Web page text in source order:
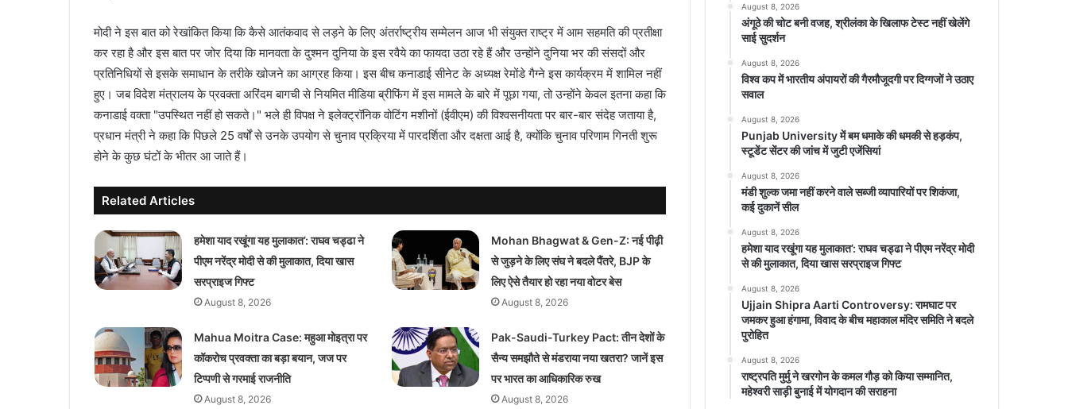
मोदी ने इस बात को रेखांकित किया कि कैसे आतंकवाद से लड़ने के लिए अंतर्राष्ट्रीय सम्मेलन आज भी संयुक्त राष्ट्र में आम सहमति की प्रतीक्षा
कर रहा है और इस बात पर जोर दिया कि मानवता के दुश्मन दुनिया के इस रवैये का फायदा उठा रहे हैं और उन्होंने दुनिया भर की संसदों और
प्रतिनिधियों से इसके समाधान के तरीके खोजने का आग्रह किया। इस बीच कनाडाई सीनेट के अध्यक्ष रेमोंडे गैग्ने इस कार्यक्रम में शामिल नहीं
हुए। जब विदेश मंत्रालय के प्रवक्ता अरिंदम बागची से नियमित मीडिया ब्रीफिंग में इस मामले के बारे में पूछा गया, तो उन्होंने केवल इतना कहा कि
कनाडाई वक्ता "उपस्थित नहीं हो सकते।" भले ही विपक्ष ने इलेक्ट्रॉनिक वोटिंग मशीनों (ईवीएम) की विश्वसनीयता पर बार-बार संदेह जताया है,
प्रधान मंत्री ने कहा कि पिछले 25 वर्षों से उनके उपयोग से चुनाव प्रक्रिया में पारदर्शिता और दक्षता आई है, क्योंकि चुनाव परिणाम गिनती शुरू
होने के कुछ घंटों के भीतर आ जाते हैं।
Related Articles
हमेशा याद रखूंगा यह मुलाकात’: राघव चड्ढा ने
पीएम नरेंद्र मोदी से की मुलाकात, दिया खास
सरप्राइज गिफ्ट
August 8, 2026
Mohan Bhagwat & Gen-Z: नई पीढ़ी
से जुड़ने के लिए संघ ने बदले पैंतरे, BJP के
लिए ऐसे तैयार हो रहा नया वोटर बेस
August 8, 2026
Mahua Moitra Case: महुआ मोइत्रा पर
कॉकरोच प्रवक्ता का बड़ा बयान, जज पर
टिप्पणी से गरमाई राजनीति
August 8, 2026
Pak-Saudi-Turkey Pact: तीन देशों के
सैन्य समझौते से मंडराया नया खतरा? जानें इस
पर भारत का आधिकारिक रुख
August 8, 2026
August 8, 2026
अंगूठे की चोट बनी वजह, श्रीलंका के खिलाफ टेस्ट नहीं खेलेंगे
साई सुदर्शन
August 8, 2026
विश्व कप में भारतीय अंपायरों की गैरमौजूदगी पर दिग्गजों ने उठाए
सवाल
August 8, 2026
Punjab University में बम धमाके की धमकी से हड़कंप,
स्टूडेंट सेंटर की जांच में जुटी एजेंसियां
August 8, 2026
मंडी शुल्क जमा नहीं करने वाले सब्जी व्यापारियों पर शिकंजा,
कई दुकानें सील
August 8, 2026
हमेशा याद रखूंगा यह मुलाकात’: राघव चड्ढा ने पीएम नरेंद्र मोदी
से की मुलाकात, दिया खास सरप्राइज गिफ्ट
August 8, 2026
Ujjain Shipra Aarti Controversy: रामघाट पर
जमकर हुआ हंगामा, विवाद के बीच महाकाल मंदिर समिति ने बदले
पुरोहित
August 8, 2026
राष्ट्रपति मुर्मु ने खरगोन के कमल गौड़ को किया सम्मानित,
महेश्वरी साड़ी बुनाई में योगदान की सराहना